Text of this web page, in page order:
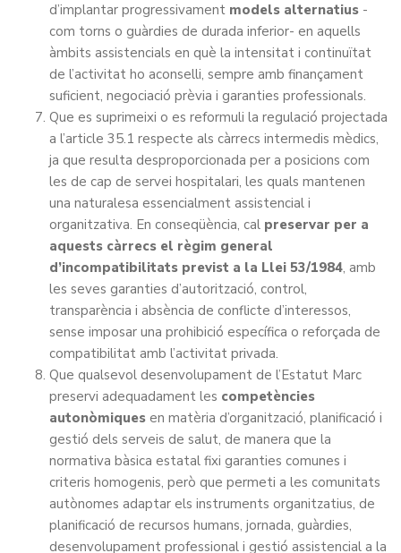
d’implantar progressivament models alternatius -
com torns o guàrdies de durada inferior- en aquells
àmbits assistencials en què la intensitat i continuïtat
de l’activitat ho aconselli, sempre amb finançament
suficient, negociació prèvia i garanties professionals.
Que es suprimeixi o es reformuli la regulació projectada
a l’article 35.1 respecte als càrrecs intermedis mèdics,
ja que resulta desproporcionada per a posicions com
les de cap de servei hospitalari, les quals mantenen
una naturalesa essencialment assistencial i
organitzativa. En conseqüència, cal preservar per a
aquests càrrecs el règim general
d’incompatibilitats previst a la Llei 53/1984, amb
les seves garanties d’autorització, control,
transparència i absència de conflicte d’interessos,
sense imposar una prohibició específica o reforçada de
compatibilitat amb l’activitat privada.
Que qualsevol desenvolupament de l’Estatut Marc
preservi adequadament les competències
autonòmiques en matèria d’organització, planificació i
gestió dels serveis de salut, de manera que la
normativa bàsica estatal fixi garanties comunes i
criteris homogenis, però que permeti a les comunitats
autònomes adaptar els instruments organitzatius, de
planificació de recursos humans, jornada, guàrdies,
desenvolupament professional i gestió assistencial a la